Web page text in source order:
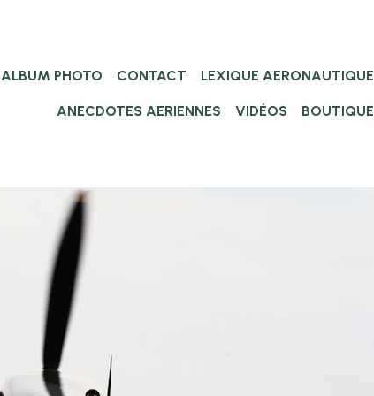
ALBUM PHOTO CONTACT LEXIQUE AERONAUTIQUE
ANECDOTES AERIENNES VIDÉOS BOUTIQUE